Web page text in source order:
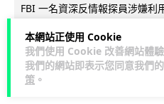
本網站正使用 Cookie
我們使用 Cookie 改善網站體
我們的網站即表示您同意我們的
策 。
FBI 一名資深反情報探員涉嫌利
案，最終因...
閱讀全文
23 1↗ 分享